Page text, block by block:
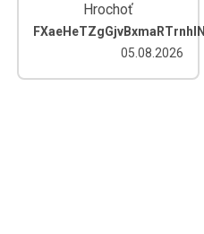
Hrochoť
FXaeHeTZgGjvBxmaRTrnhlN
05.08.2026